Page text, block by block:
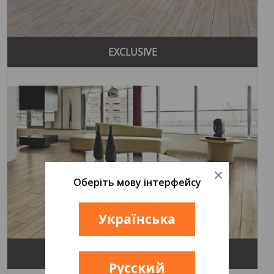
оттенки и текстуры, создавая ощущение гармонии с
Entegre в этом стиле имеют яркие цвета и характерные
детали, придающие интерьеру ностальгический вид.
Благодаря этим разнообразным стилям, Yıldız Entegre
позволяет своим клиентам создавать уникальные и
стильные интерьеры, соответствующие их эстетическим
предпочтениям и потребностям.
Yıldız Entegre предлагает широкий ассортимент
напольных покрытий, которые отличаются высоким
качеством и уникальным дизайном. Ниже приведено
описание нескольких популярных коллекций.
Колекция "Smart"
разнообразными текстурами и цветами, имитирующими
EXCLUSIVE
PREMIUM
×
Оберіть мову інтерфейсу
Українська
Русский